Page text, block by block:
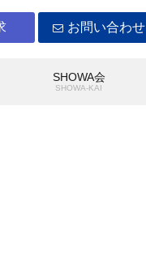
お問い合わせ
SHOWA会
SHOWA-KAI